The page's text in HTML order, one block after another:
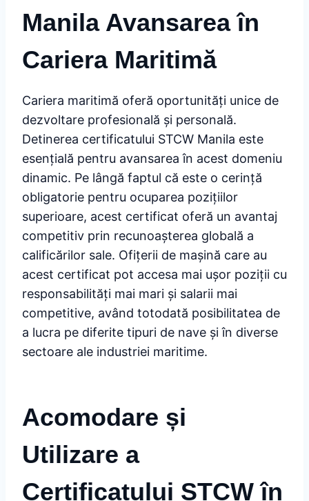
Manila Avansarea în
Cariera Maritimă
Cariera maritimă oferă oportunități unice de
dezvoltare profesională și personală.
Detinerea certificatului STCW Manila este
esențială pentru avansarea în acest domeniu
dinamic. Pe lângă faptul că este o cerință
obligatorie pentru ocuparea pozițiilor
superioare, acest certificat oferă un avantaj
competitiv prin recunoașterea globală a
calificărilor sale. Ofițerii de mașină care au
acest certificat pot accesa mai ușor poziții cu
responsabilități mai mari și salarii mai
competitive, având totodată posibilitatea de
a lucra pe diferite tipuri de nave și în diverse
sectoare ale industriei maritime.
Acomodare și
Utilizare a
Certificatului STCW în